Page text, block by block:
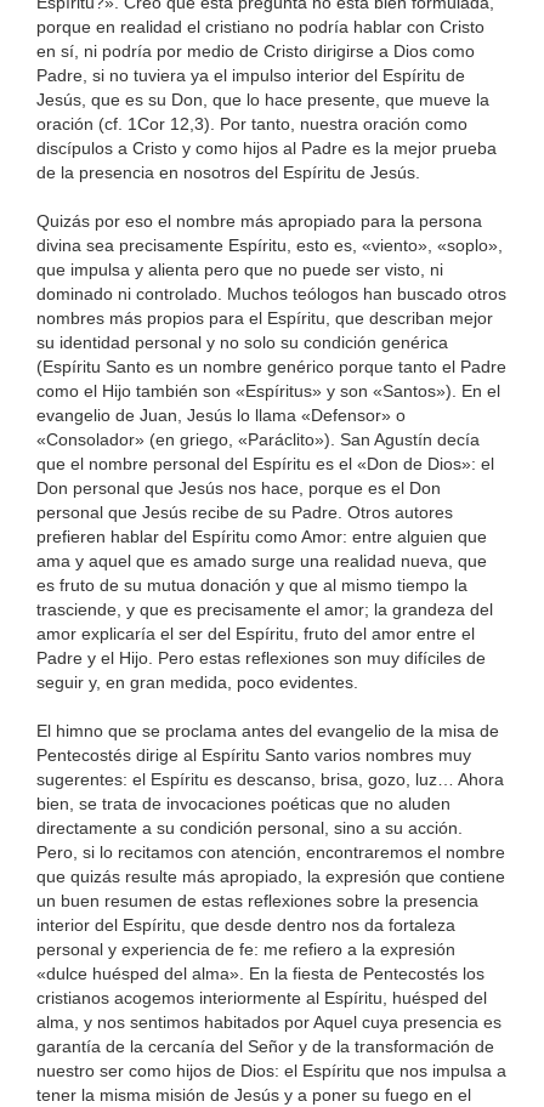
porque en realidad el cristiano no podría hablar con Cristo
en sí, ni podría por medio de Cristo dirigirse a Dios como
Padre, si no tuviera ya el impulso interior del Espíritu de
Jesús, que es su Don, que lo hace presente, que mueve la
oración (cf. 1Cor 12,3). Por tanto, nuestra oración como
discípulos a Cristo y como hijos al Padre es la mejor prueba
de la presencia en nosotros del Espíritu de Jesús.
Quizás por eso el nombre más apropiado para la persona
divina sea precisamente Espíritu, esto es, «viento», «soplo»,
que impulsa y alienta pero que no puede ser visto, ni
dominado ni controlado. Muchos teólogos han buscado otros
nombres más propios para el Espíritu, que describan mejor
su identidad personal y no solo su condición genérica
(Espíritu Santo es un nombre genérico porque tanto el Padre
como el Hijo también son «Espíritus» y son «Santos»). En el
evangelio de Juan, Jesús lo llama «Defensor» o
«Consolador» (en griego, «Paráclito»). San Agustín decía
que el nombre personal del Espíritu es el «Don de Dios»: el
Don personal que Jesús nos hace, porque es el Don
personal que Jesús recibe de su Padre. Otros autores
prefieren hablar del Espíritu como Amor: entre alguien que
ama y aquel que es amado surge una realidad nueva, que
es fruto de su mutua donación y que al mismo tiempo la
trasciende, y que es precisamente el amor; la grandeza del
amor explicaría el ser del Espíritu, fruto del amor entre el
Padre y el Hijo. Pero estas reflexiones son muy difíciles de
seguir y, en gran medida, poco evidentes.
El himno que se proclama antes del evangelio de la misa de
Pentecostés dirige al Espíritu Santo varios nombres muy
sugerentes: el Espíritu es descanso, brisa, gozo, luz… Ahora
bien, se trata de invocaciones poéticas que no aluden
directamente a su condición personal, sino a su acción.
Pero, si lo recitamos con atención, encontraremos el nombre
que quizás resulte más apropiado, la expresión que contiene
un buen resumen de estas reflexiones sobre la presencia
interior del Espíritu, que desde dentro nos da fortaleza
personal y experiencia de fe: me refiero a la expresión
«dulce huésped del alma». En la fiesta de Pentecostés los
cristianos acogemos interiormente al Espíritu, huésped del
alma, y nos sentimos habitados por Aquel cuya presencia es
garantía de la cercanía del Señor y de la transformación de
nuestro ser como hijos de Dios: el Espíritu que nos impulsa a
tener la misma misión de Jesús y a poner su fuego en el